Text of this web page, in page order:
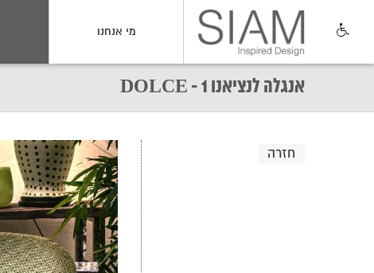
מי אנחנו
אנגלה לנציאנו 1 - DOLCE
חזרה